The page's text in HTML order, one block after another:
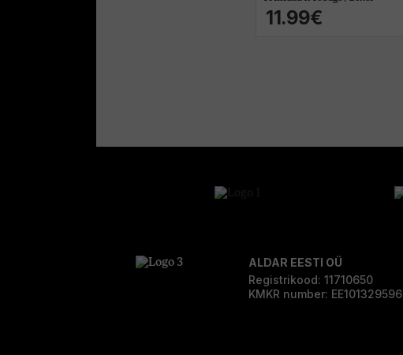
11.99€
ALDAR EESTI OÜ
Registrikood: 11710650
KMKR number: EE101329596